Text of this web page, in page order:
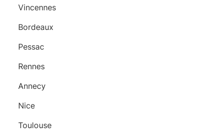
Vincennes
Bordeaux
Pessac
Rennes
Annecy
Nice
Toulouse